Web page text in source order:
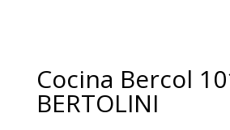
Cocina Bercol
BERTOLINI